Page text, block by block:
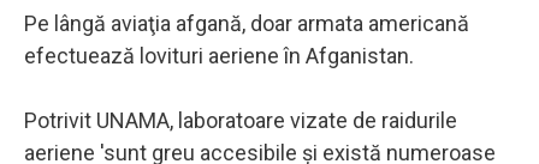
Pe lângă aviaţia afgană, doar armata americană
efectuează lovituri aeriene în Afganistan.
Potrivit UNAMA, laboratoare vizate de raidurile
aeriene 'sunt greu accesibile şi există numeroase